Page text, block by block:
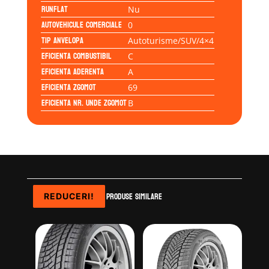
Runflat Nu
Autovehicule comerciale 0
Tip anvelopa Autoturisme/SUV/4×4
Eficienta Combustibil C
Eficienta Aderenta A
Eficienta Zgomot 69
Eficienta Nr. Unde ZgomotB
Produse similare
REDUCERI!
REDUCERI!
REDUCERI!
REDUCERI!